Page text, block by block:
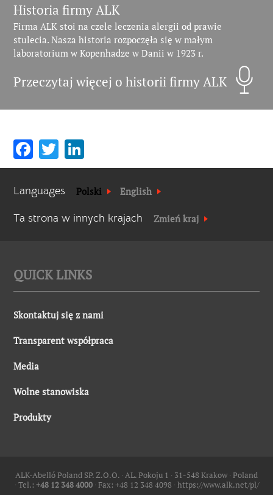
Historia firmy ALK
Firma ALK stoi na czele leczenia alergii od prawie
stulecia. Nasza historia rozpoczęła się w małym
laboratorium w Kopenhadze w Danii w 1923 r.
Przeczytaj więcej o historii firmy ALK
Facebook
Twitter
Languages Polski English
Ta strona w innych krajach Zmień kraj
QUICK LINKS
Skontaktuj się z nami
Transparent współpraca
Media
Wolne stanowiska
Produkty
ALK-Abelló Poland SP. Z.O.O. ∙ AL. Pokoju 1 ∙ 31-548 Krakow ∙ Poland
∙ Tel.: +48 12 348 4000∙ Fax: +48 12 348 4098 ∙ https://www.alk.net/pl/